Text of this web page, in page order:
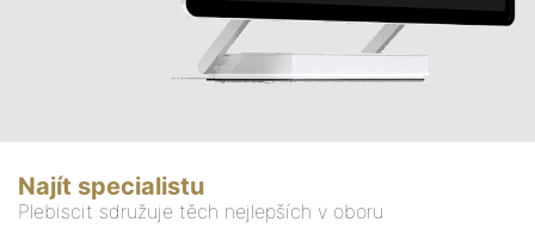
Najít specialistu
Plebiscit sdružuje těch nejlepších v oboru